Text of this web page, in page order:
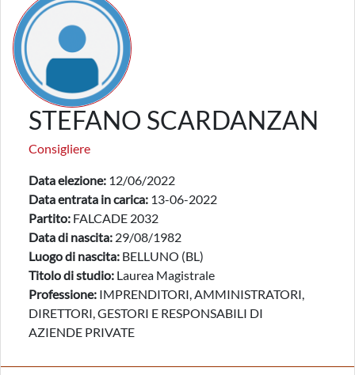
STEFANO SCARDANZAN
Consigliere
Data elezione: 12/06/2022
Data entrata in carica: 13-06-2022
Partito: FALCADE 2032
Data di nascita: 29/08/1982
Luogo di nascita: BELLUNO (BL)
Titolo di studio: Laurea Magistrale
Professione: IMPRENDITORI, AMMINISTRATORI,
DIRETTORI, GESTORI E RESPONSABILI DI
AZIENDE PRIVATE